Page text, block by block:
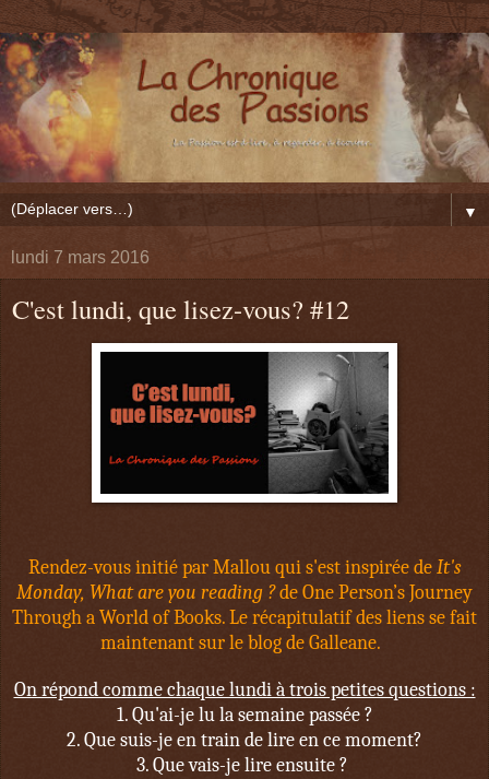
▼
lundi 7 mars 2016
C'est lundi, que lisez-vous? #12
Rendez-vous initié parMallou qui s'est inspirée deIt's
Monday, What are you reading ?deOne Person’s Journey
Through a World of Books. Le récapitulatif des liens se fait
maintenant surle blog de Galleane.
On répond comme chaque lundi à trois petites questions :
1. Qu'ai-je lu la semaine passée ?
2. Que suis-je en train de lire en ce moment?
3. Que vais-je lire ensuite ?